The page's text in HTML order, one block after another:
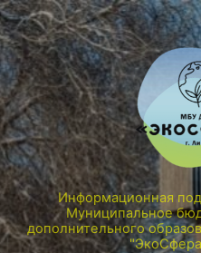
Информационная
Муниципальное
дополнительного